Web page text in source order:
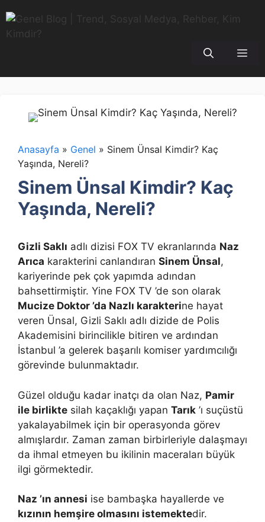
atla
Anasayfa » Genel » Sinem Ünsal Kimdir? Kaç
Yaşında, Nereli?
Sinem Ünsal Kimdir? Kaç
Yaşında, Nereli?
Gizli Saklı adlı dizisi FOX TV ekranlarında Naz
Arıca karakterini canlandıran Sinem Ünsal,
kariyerinde pek çok yapımda adından
bahsettirmiştir. Yine FOX TV ’de son olarak
Mucize Doktor ’da Nazlı karakterine hayat
veren Ünsal, Gizli Saklı adlı dizide de Polis
Akademisini birincilikle bitiren ve ardından
İstanbul ’a gelerek başarılı komiser yardımcılığı
görevinde bulunmaktadır.
Güzel olduğu kadar inatçı da olan Naz, Pamir
ile birlikte silah kaçaklığı yapan Tarık ’ı suçüstü
yakalayabilmek için bir operasyonda görev
almışlardır. Zaman zaman birbirleriyle dalaşmayı
da ihmal etmeyen bu ikilinin maceraları büyük
ilgi görmektedir.
Naz ’ın annesi ise bambaşka hayallerde ve
kızının hemşire olmasını istemektedir.